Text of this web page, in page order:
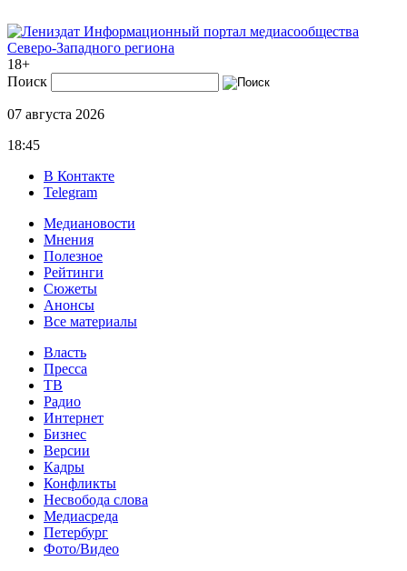
Информационный портал медиасообщества
Северо-Западного региона
18+
Поиск
07 августа 2026
18:45
В Контакте
Telegram
Медиановости
Мнения
Полезное
Рейтинги
Сюжеты
Анонсы
Все материалы
Власть
Пресса
ТВ
Радио
Интернет
Бизнес
Версии
Кадры
Конфликты
Несвобода слова
Медиасреда
Петербург
Фото/Видео